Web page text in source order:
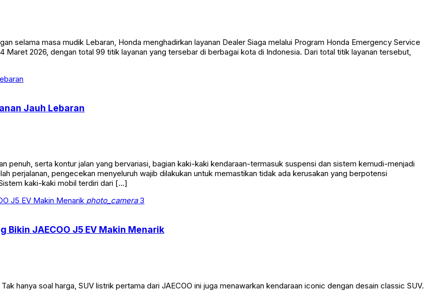
selama masa mudik Lebaran, Honda menghadirkan layanan Dealer Siaga melalui Program Honda Emergency Service
Maret 2026, dengan total 99 titik layanan yang tersebar di berbagai kota di Indonesia. Dari total titik layanan tersebut,
Jauh Lebaran
penuh, serta kontur jalan yang bervariasi, bagian kaki-kaki kendaraan-termasuk suspensi dan sistem kemudi-menjadi
perjalanan, pengecekan menyeluruh wajib dilakukan untuk memastikan tidak ada kerusakan yang berpotensi
kaki-kaki mobil terdiri dari […]
photo_camera3
JAECOO J5 EV Makin Menarik
hanya soal harga, SUV listrik pertama dari JAECOO ini juga menawarkan kendaraan iconic dengan desain classic SUV.